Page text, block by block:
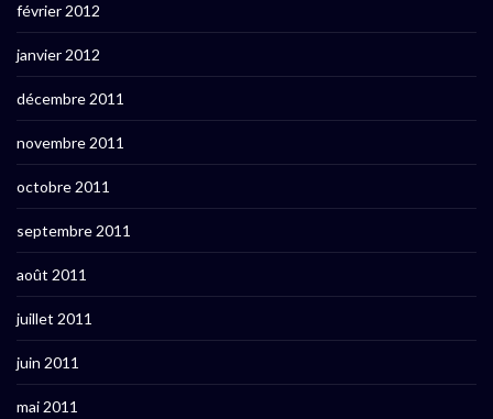
février 2012
janvier 2012
décembre 2011
novembre 2011
octobre 2011
septembre 2011
août 2011
juillet 2011
juin 2011
mai 2011